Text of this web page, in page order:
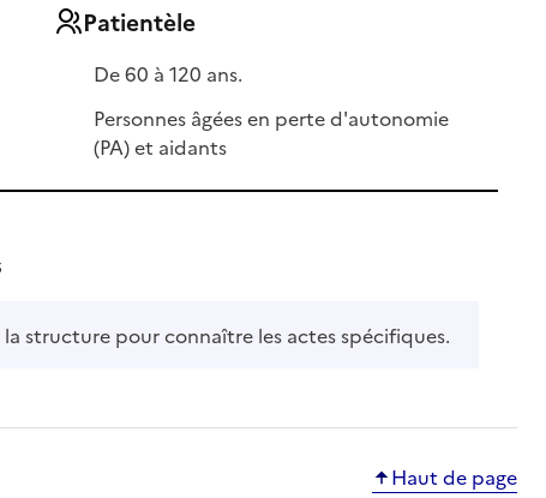
Patientèle
De 60 à 120 ans.
Personnes âgées en perte d'autonomie
(PA) et aidants
structure pour connaître les actes spécifiques.
Haut de page